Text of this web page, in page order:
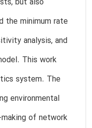
but also
the minimum rate
analysis, and
This work
system. The
environmental
of network